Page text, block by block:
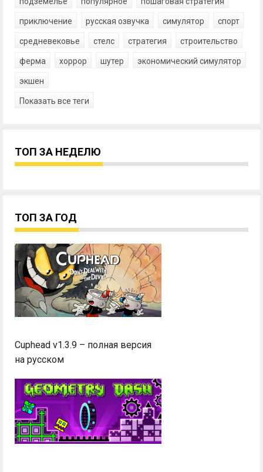
приключение русская озвучка симулятор спорт
средневековье стелс стратегия строительство
ферма хоррор шутер экономический симулятор
экшен
Показать все теги
ТОП ЗА НЕДЕЛЮ
ТОП ЗА ГОД
Cuphead v1.3.9 – полная версия
на русском